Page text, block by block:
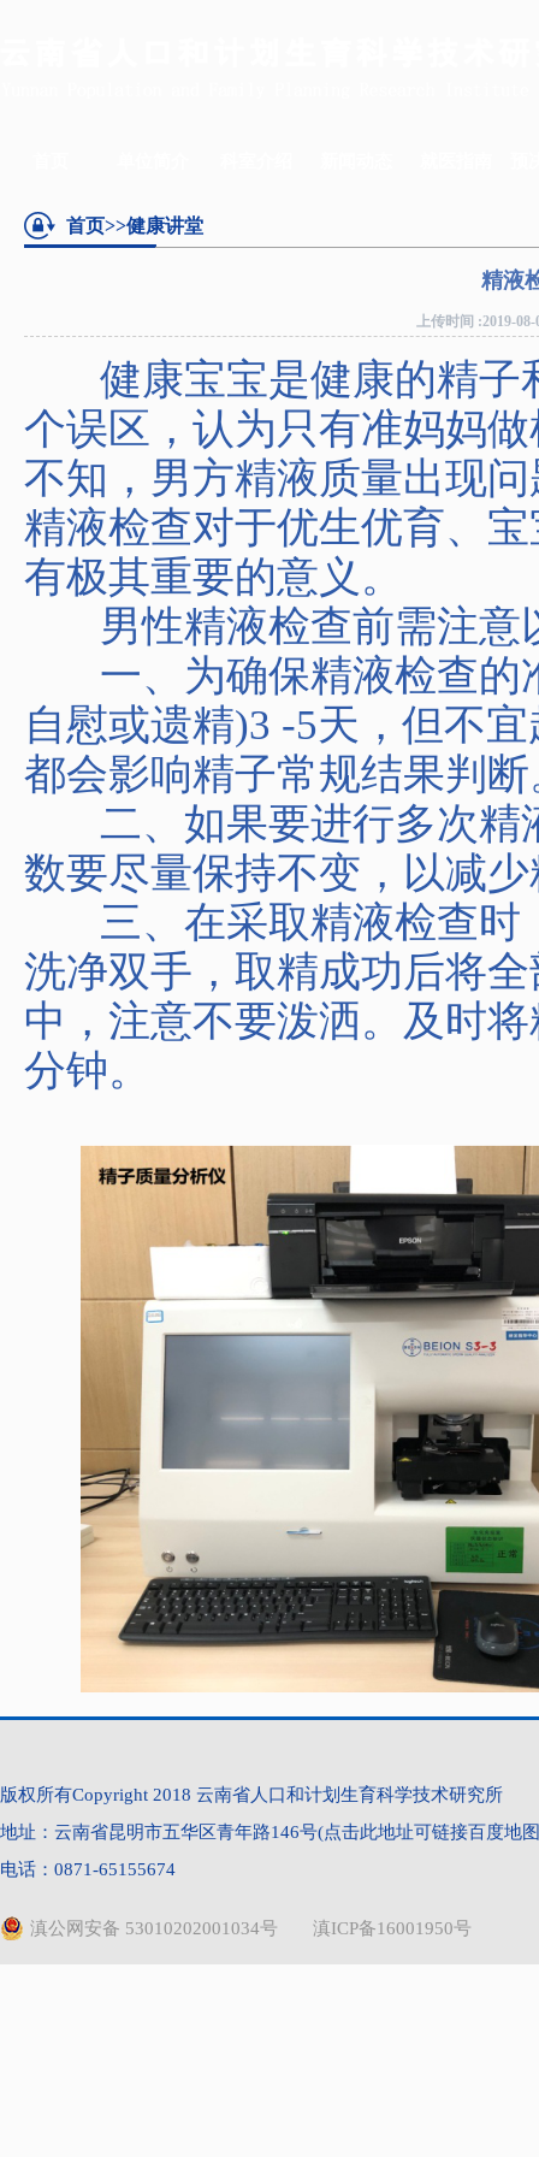
首页>>健康讲堂
精液
上传时间 :2019-
健康宝宝是健康的精子
个误区，认为只有准妈妈
不知，男方精液质量出现
精液检查对于优生优育、
有极其重要的意义。
男性精液检查前需注意
一、为确保精液检查的
自慰或遗精)3 -5天，但不
都会影响精子常规结果判断
二、如果要进行多次精
数要尽量保持不变，以减
三、在采取精液检查时
洗净双手，取精成功后将
中，注意不要泼洒。及时
分钟。
版权所有Copyright 2018 云南省人口和计划生育科学技术研究所
地址：云南省昆明市五华区青年路146号(点击此地址可链接百度地
电话：0871-65155674
滇公网安备 53010202001034号 滇ICP备16001950号